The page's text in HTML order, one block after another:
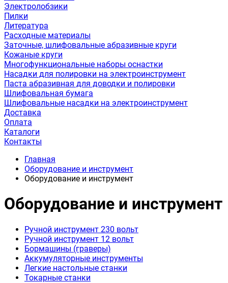
Электролобзики
Пилки
Литература
Расходные материалы
Заточные, шлифовальные абразивные круги
Кожаные круги
Многофункциональные наборы оснастки
Насадки для полировки на электроинструмент
Паста абразивная для доводки и полировки
Шлифовальная бумага
Шлифовальные насадки на электроинструмент
Доставка
Оплата
Каталоги
Контакты
Главная
Оборудование и инструмент
Оборудование и инструмент
Оборудование и инструмент
Ручной инструмент 230 вольт
Ручной инструмент 12 вольт
Бормашины (граверы)
Аккумуляторные инструменты
Легкие настольные станки
Токарные станки